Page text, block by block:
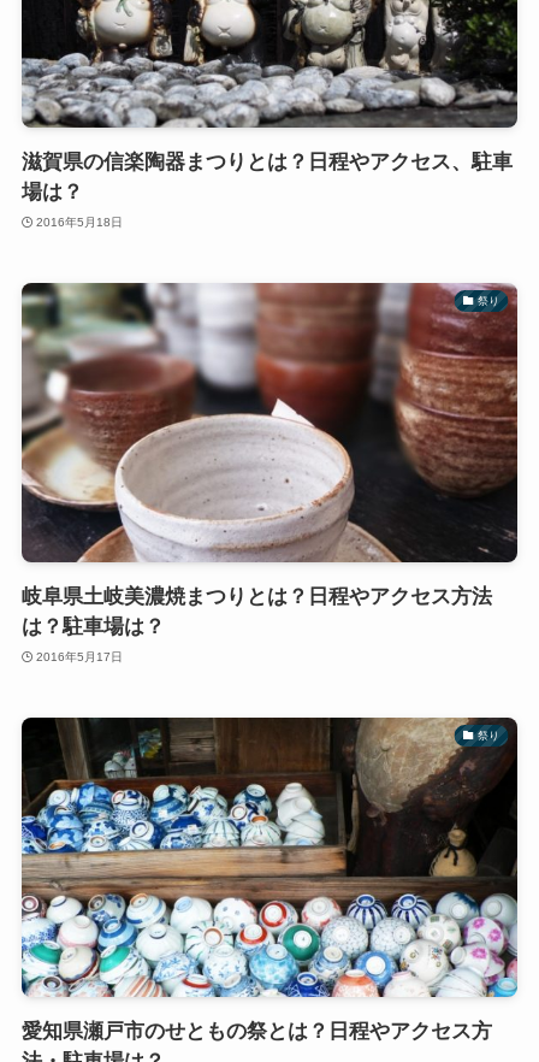
滋賀県の信楽陶器まつりとは？日程やアクセス、駐車
場は？
2016年5月18日
祭り
岐阜県土岐美濃焼まつりとは？日程やアクセス方法
は？駐車場は？
2016年5月17日
祭り
愛知県瀬戸市のせともの祭とは？日程やアクセス方